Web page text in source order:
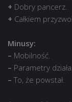
+ Dobry pancerz.
+ Całkiem
Minusy:
– Mobilność.
– Parametry działa.
– To, że powstał.